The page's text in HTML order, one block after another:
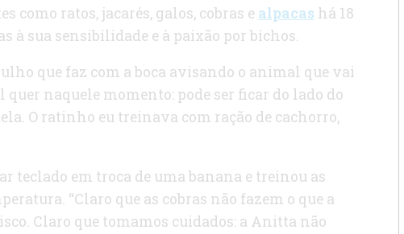
ratos, jacarés, galos, cobras e alpacas há 18
à sua sensibilidade e à paixão por bichos.
que faz com a boca avisando o animal que vai
naquele momento: pode ser ficar do lado do
O ratinho eu treinava com ração de cachorro,
teclado em troca de uma banana e treinou as
“Claro que as cobras não fazem o que a
Claro que tomamos cuidados: a Anitta não